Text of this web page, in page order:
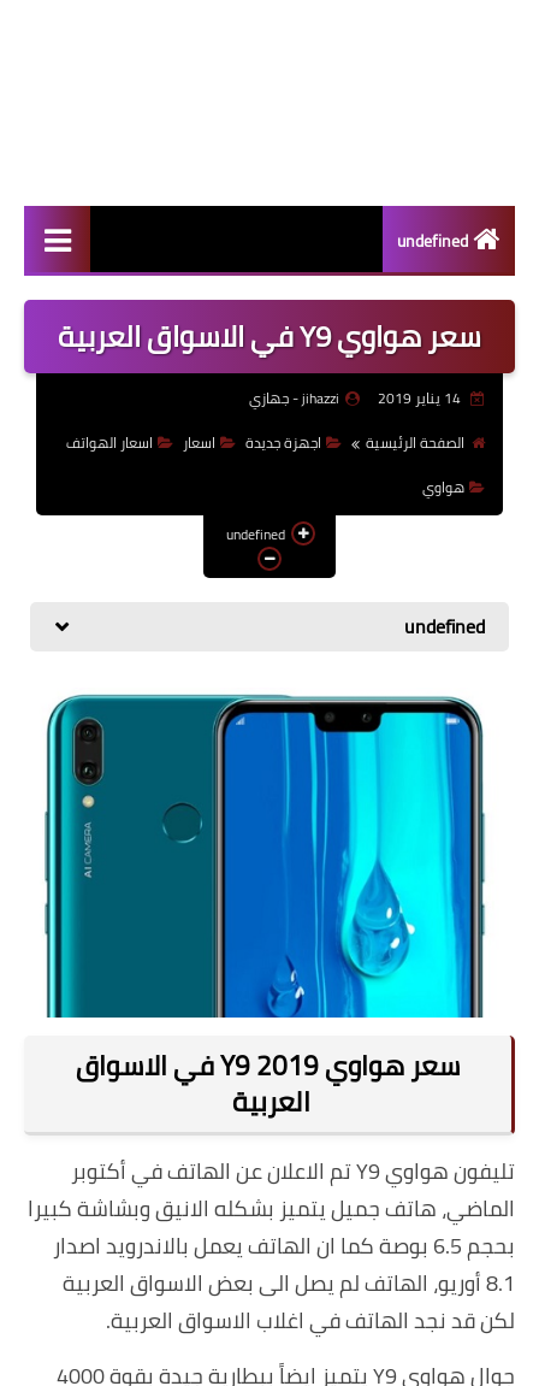
undefined
سامسونج
الاجهزة الوحية
اختراعات
ابل
اسعار الهواتف
هواوي
سعر هواوي Y9 في الاسواق العربية
14 يناير 2019
jihazzi - جهازي
الصفحة الرئيسية
اجهزة جديدة اسعار
اسعار الهواتف
هواوي
undefined
undefined
سعر هواوي Y9 2019 في الاسواق
العربية
تليفون هواوي Y9 تم الاعلان عن الهاتف في أكتوبر
الماضي، هاتف جميل يتميز بشكله الانيق وبشاشة كبيرا
بحجم 6.5 بوصة كما ان الهاتف يعمل بالاندرويد اصدار
8.1 أوريو، الهاتف لم يصل الى بعض الاسواق العربية
لكن قد نجد الهاتف في اغلاب الاسواق العربية.
جوال هواوي Y9 يتميز ايضاً ببطارية جيدة بقوة 4000